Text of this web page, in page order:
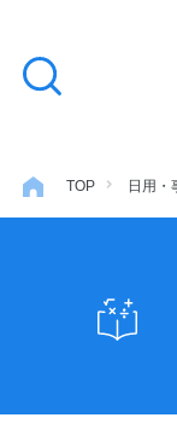
文
キ
ッ
検
る
ファイ
TOP 日用・